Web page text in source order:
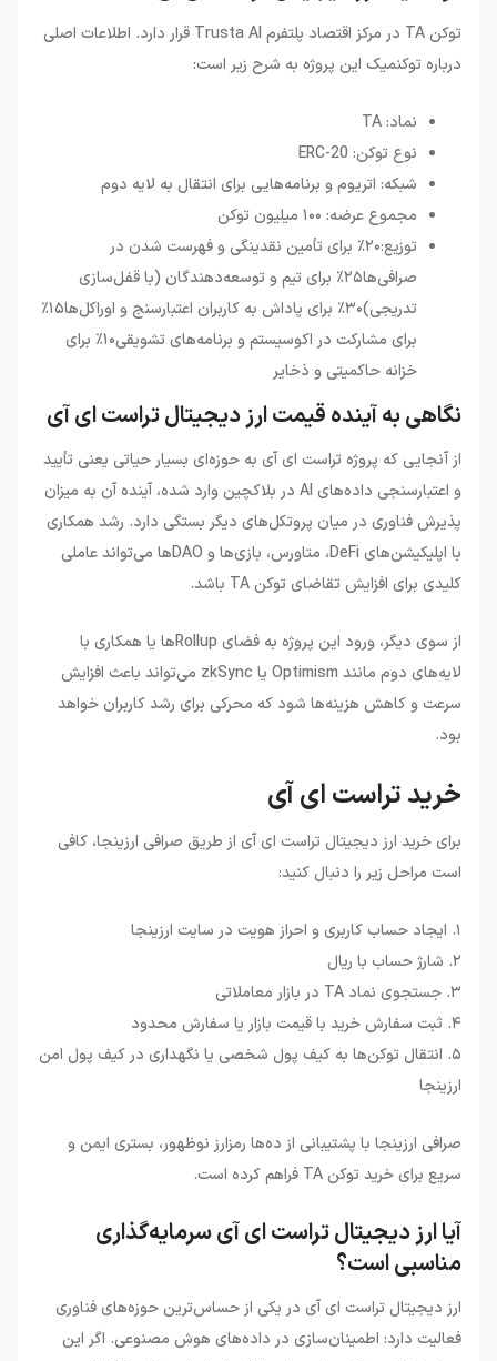
توکن TA در مرکز اقتصاد پلتفرم Trusta AI قرار دارد. اطلاعات اصلی
درباره توکنمیک این پروژه به شرح زیر است:
نماد: TA
نوع توکن: ERC-20
شبکه: اتریوم و برنامه‌هایی برای انتقال به لایه دوم
مجموع عرضه: ۱۰۰ میلیون توکن
توزیع:۲۰٪ برای تأمین نقدینگی و فهرست شدن در
صرافی‌ها۲۵٪ برای تیم و توسعه‌دهندگان (با قفل‌سازی
تدریجی)۳۰٪ برای پاداش به کاربران اعتبارسنج و اوراکل‌ها۱۵٪
برای مشارکت در اکوسیستم و برنامه‌های تشویقی۱۰٪ برای
خزانه حاکمیتی و ذخایر
نگاهی به آینده قیمت ارز دیجیتال تراست ای آی
از آنجایی که پروژه تراست ای آی به حوزه‌ای بسیار حیاتی یعنی تأیید
و اعتبارسنجی داده‌های AI در بلاکچین وارد شده، آینده آن به میزان
پذیرش فناوری در میان پروتکل‌های دیگر بستگی دارد. رشد همکاری
با اپلیکیشن‌های DeFi، متاورس، بازی‌ها و DAOها می‌تواند عاملی
کلیدی برای افزایش تقاضای توکن TA باشد.
از سوی دیگر، ورود این پروژه به فضای Rollupها یا همکاری با
لایه‌های دوم مانند Optimism یا zkSync می‌تواند باعث افزایش
سرعت و کاهش هزینه‌ها شود که محرکی برای رشد کاربران خواهد
بود.
خرید تراست ای آی
برای خرید ارز دیجیتال تراست ای آی از طریق صرافی ارزینجا، کافی
است مراحل زیر را دنبال کنید:
۱. ایجاد حساب کاربری و احراز هویت در سایت ارزینجا
۲. شارژ حساب با ریال
۳. جستجوی نماد TA در بازار معاملاتی
۴. ثبت سفارش خرید با قیمت بازار یا سفارش محدود
۵. انتقال توکن‌ها به کیف پول شخصی یا نگهداری در کیف پول امن
ارزینجا
صرافی ارزینجا با پشتیبانی از ده‌ها رمزارز نوظهور، بستری ایمن و
سریع برای خرید توکن TA فراهم کرده است.
آیا ارز دیجیتال تراست ای آی سرمایه‌گذاری
مناسبی است؟
ارز دیجیتال تراست ای آی در یکی از حساس‌ترین حوزه‌های فناوری
فعالیت دارد: اطمینان‌سازی در داده‌های هوش مصنوعی. اگر این